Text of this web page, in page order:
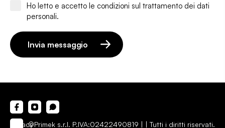
Ho letto e accetto le condizioni sul trattamento dei dati
personali.
Invia messaggio
©Primek s.r.l. P.IVA:02422490819 |
Privacy | Tutti i diritti riservati.